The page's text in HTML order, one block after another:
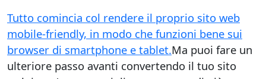
Tutto comincia col rendere il proprio sito web
mobile-friendly, in modo che funzioni bene sui
browser di smartphone e tablet.Ma puoi fare un
ulteriore passo avanti convertendo il tuo sito